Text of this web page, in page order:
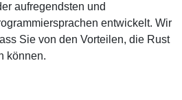
aufregendsten und
entwickelt. Wir
Sie von den Vorteilen, die Rust
können.